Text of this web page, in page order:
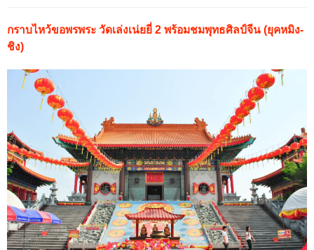
กราบไหว้ขอพรพระ วัดเล่งเน่ยยี่ 2 พร้อมชมพุทธศิลป์จีน (ยุคหมิง-
ชิง)